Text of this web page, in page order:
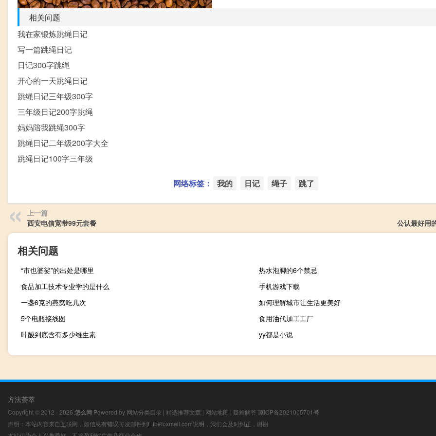
相关问题
我在家锻炼跳绳日记
写一篇跳绳日记
日记300字跳绳
开心的一天跳绳日记
跳绳日记三年级300字
三年级日记200字跳绳
妈妈陪我跳绳300字
跳绳日记二年级200字大全
跳绳日记100字三年级
网络标签： 我的 日记 绳子 跳了
上一篇
西安电信宽带99元套餐
公认最好用
相关问题
“市也婆娑”的出处是哪里
热水泡脚的6个禁忌
食品加工技术专业学的是什么
手机游戏下载
一盏6克的燕窝吃几次
如何理解城市让生活更美好
5个电瓶接线图
食用油代加工工厂
叶酸到底含有多少维生素
yy都是小说
方法荟萃
Copyright © 2012 - 2026 怎么网 Powered by 网站分类目录 | 精选推荐文章 | 网站地图 | 疑难解答 琼ICP备2021005701号
声明：本站内容来自互联网，如信息有错误可发邮件到f_fb#foxmail.com说明，我们会及时纠正，谢谢